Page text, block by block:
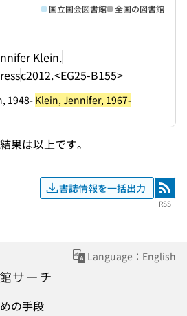
Klein.
c2012.<EG25-B155>
国立国会図書館 全国の図書館
1948- Klein, Jennifer, 1967-
果は以上です。
書誌情報を一括出力 RSS
RSS
Language：English
の手段